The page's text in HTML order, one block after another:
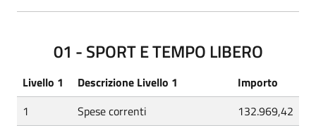
01 - SPORT E TEMPO LIBERO
Livello 1 Descrizione Livello 1
Importo
1
Spese correnti 132.969,42